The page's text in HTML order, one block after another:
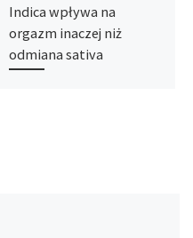
Indica wpływa na
orgazm inaczej niż
odmiana sativa